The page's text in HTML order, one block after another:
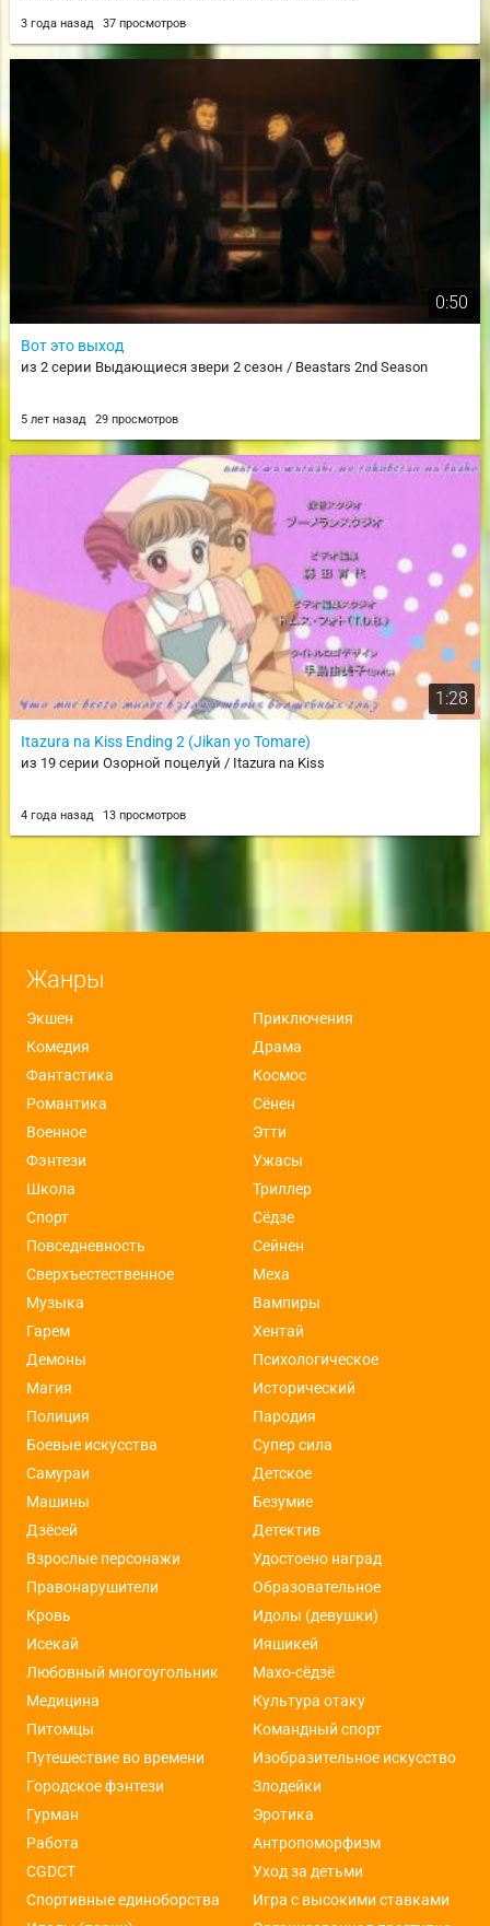
3 года назад 37 просмотров
0:50
Вот это выход
из 2 серии Выдающиеся звери 2 сезон / Beastars 2nd Season
5 лет назад 29 просмотров
1:28
Itazura na Kiss Ending 2 (Jikan yo Tomare)
из 19 серии Озорной поцелуй / Itazura na Kiss
4 года назад 13 просмотров
Жанры
Экшен
Приключения
Комедия
Драма
Фантастика
Космос
Романтика
Сёнен
Военное
Этти
Фэнтези
Ужасы
Школа
Триллер
Спорт
Сёдзе
Повседневность
Сейнен
Сверхъестественное
Меха
Музыка
Вампиры
Гарем
Хентай
Демоны
Психологическое
Магия
Исторический
Полиция
Пародия
Боевые искусства
Супер сила
Самураи
Детское
Машины
Безумие
Дзёсей
Детектив
Взрослые персонажи
Удостоено наград
Правонарушители
Образовательное
Кровь
Идолы (девушки)
Исекай
Ияшикей
Любовный многоугольник
Махо-сёдзё
Медицина
Культура отаку
Питомцы
Командный спорт
Путешествие во времени
Изобразительное искусство
Городское фэнтези
Злодейки
Гурман
Эротика
Работа
Антропоморфизм
CGDCT
Уход за детьми
Спортивные единоборства
Игра с высокими ставками